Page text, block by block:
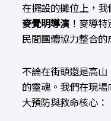
在擺設的攤位上，
麥覺明導演！麥導特
民間團體協力整合的
不論在街頭還是高
的靈魂。我們在現
大預防與救命核心：